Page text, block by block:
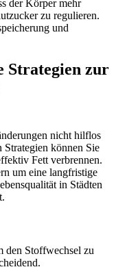
der Körper mehr
zu regulieren.
und
Strategien zur
nicht hilflos
können Sie
Fett verbrennen.
um eine langfristige
in Städten
den Stoffwechsel zu